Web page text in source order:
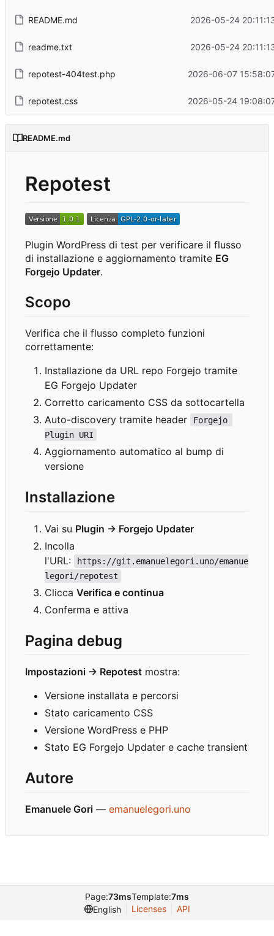
README.md 2026-05-24
readme.txt 2026-05-24
repotest-404test.php 2026-06-07
repotest.css 2026-05-24
README.md
Repotest
Plugin WordPress di test per verificare il flusso
di installazione e aggiornamento tramite EG
Forgejo Updater.
Scopo
Verifica che il flusso completo funzioni
correttamente:
Installazione da URL repo Forgejo tramite
EG Forgejo Updater
Corretto caricamento CSS da sottocartella
Auto-discovery tramite header
Forgejo
Plugin URI
Aggiornamento automatico al bump di
versione
Installazione
Vai su Plugin → Forgejo Updater
Incolla
l'URL:
https://git.emanuelegori.uno/emanue
legori/repotest
Clicca Verifica e continua
Conferma e attiva
Pagina debug
Impostazioni → Repotest mostra:
Versione installata e percorsi
Stato caricamento CSS
Versione WordPress e PHP
Stato EG Forgejo Updater e cache transient
Autore
Emanuele Gori — emanuelegori.uno
Page:73msTemplate:7ms
English
Licenses API